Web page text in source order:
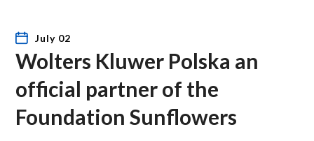
July 02
Wolters Kluwer Polska an
official partner of the
Foundation Sunflowers